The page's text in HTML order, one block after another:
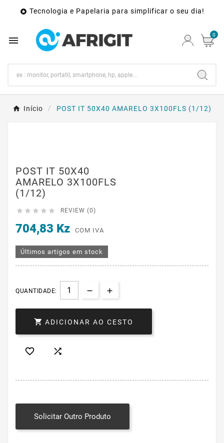
 Tecnologia e Papelaria para simplificar o seu dia!
 0
Início POST IT 50X40 AMARELO 3X100FLS (1/12)
POST IT 50X40
AMARELO 3X100FLS
(1/12)
     REVIEW (0)
704,83 Kz COM IVA
Últimos artigos em stock
QUANTIDADE:
 ADICIONAR AO CESTO
 
Solicitar Outro Produto